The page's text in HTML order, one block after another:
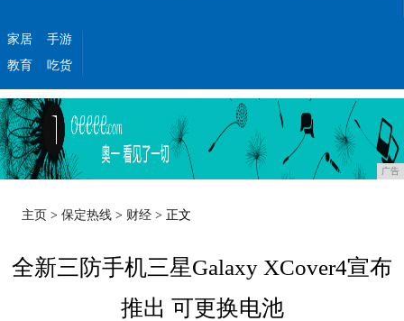
家居
手游
教育
吃货
广告
主页 >保定热线 > 财经 > 正文
全新三防手机三星Galaxy XCover4宣布
推出 可更换电池